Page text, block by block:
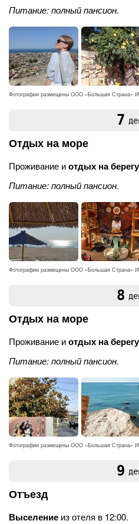
Питание: полный пансион.
Фотографии размещены ООО «Большая Страна»
7
Отдых на море
Проживание иотдых на
Питание: полный пансион.
Фотографии размещены ООО «Большая Страна»
8
Отдых на море
Проживание иотдых на
Питание: полный пансион.
Фотографии размещены ООО «Большая Страна»
9
Отъезд
Выселение из отеля в 12:00.